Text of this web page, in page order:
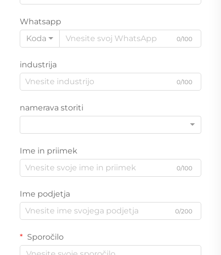
Whatsapp
Koda
0/100
industrija
0/100
namerava storiti
Ime in priimek
0/100
Ime podjetja
0/200
Sporočilo